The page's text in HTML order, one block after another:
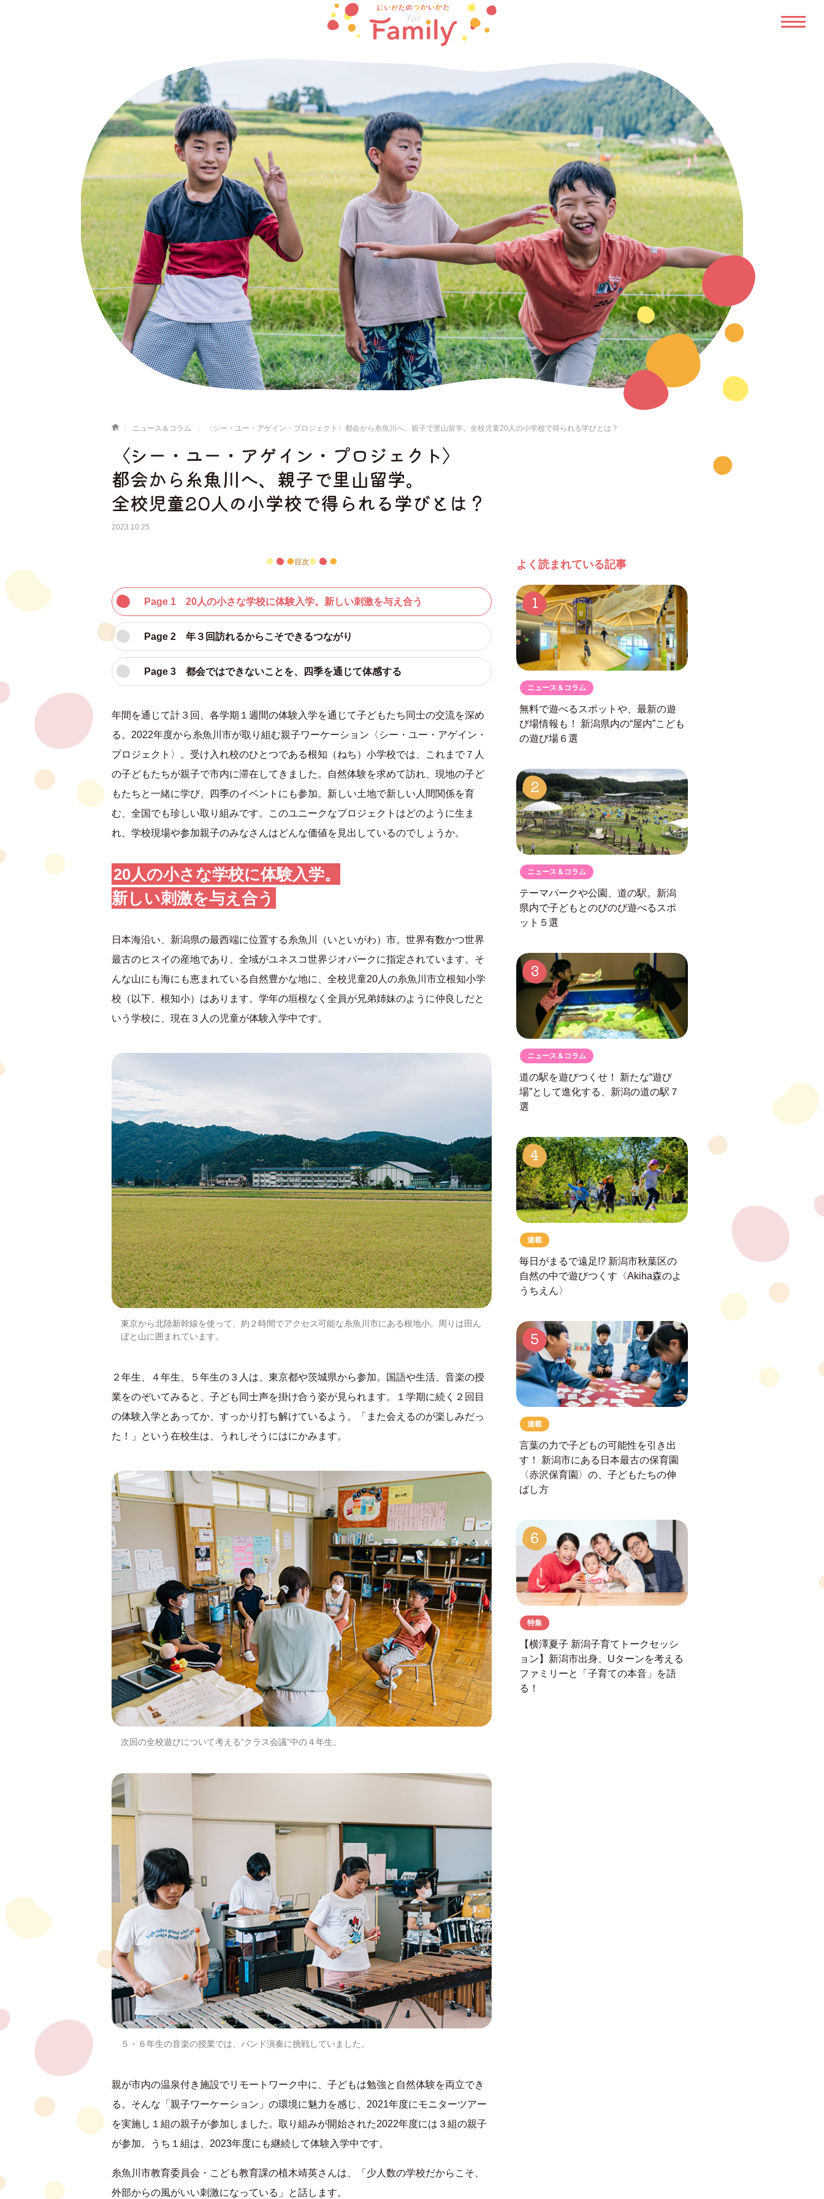
ニュース＆コラム 〈シー・ユー・アゲイン・プロジェクト〉都会から糸魚川へ、親子で里山留学。全校児童20人の小学校で得られる学びとは？
〈シー・ユー・アゲイン・プロジェクト〉
都会から糸魚川へ、親子で里山留学。
全校児童20人の小学校で得られる学びとは？
2023.10.25
目次
Page 1 20人の小さな学校に体験入学。新しい刺激を与え合う
Page 2 年３回訪れるからこそできるつながり
Page 3 都会ではできないことを、四季を通じて体感する
年間を通じて計３回、各学期１週間の体験入学を通じて子どもたち同士の交流を深め
る。2022年度から糸魚川市が取り組む親子ワーケーション〈シー・ユー・アゲイン・
プロジェクト〉。受け入れ校のひとつである根知（ねち）小学校では、これまで７人
の子どもたちが親子で市内に滞在してきました。自然体験を求めて訪れ、現地の子ど
もたちと一緒に学び、四季のイベントにも参加。新しい土地で新しい人間関係を育
む、全国でも珍しい取り組みです。このユニークなプロジェクトはどのように生ま
れ、学校現場や参加親子のみなさんはどんな価値を見出しているのでしょうか。
20人の小さな学校に体験入学。
新しい刺激を与え合う
日本海沿い、新潟県の最西端に位置する糸魚川（いといがわ）市。世界有数かつ世界
最古のヒスイの産地であり、全域がユネスコ世界ジオパークに指定されています。そ
んな山にも海にも恵まれている自然豊かな地に、全校児童20人の糸魚川市立根知小学
校（以下、根知小）はあります。学年の垣根なく全員が兄弟姉妹のように仲良しだと
いう学校に、現在３人の児童が体験入学中です。
東京から北陸新幹線を使って、約２時間でアクセス可能な糸魚川市にある根地小。周りは田ん
ぼと山に囲まれています。
２年生、４年生、５年生の３人は、東京都や茨城県から参加。国語や生活、音楽の授
業をのぞいてみると、子ども同士声を掛け合う姿が見られます。１学期に続く２回目
の体験入学とあってか、すっかり打ち解けているよう。「また会えるのが楽しみだっ
た！」という在校生は、うれしそうにはにかみます。
次回の全校遊びについて考える“クラス会議”中の４年生。
５・６年生の音楽の授業では、バンド演奏に挑戦していました。
親が市内の温泉付き施設でリモートワーク中に、子どもは勉強と自然体験を両立でき
る。そんな「親子ワーケーション」の環境に魅力を感じ、2021年度にモニターツアー
を実施し１組の親子が参加しました。取り組みが開始された2022年度には３組の親子
が参加。うち１組は、2023年度にも継続して体験入学中です。
糸魚川市教育委員会・こども教育課の植木靖英さんは、「少人数の学校だからこそ、
外部からの風がいい刺激になっている」と話します。
よく読まれている記事
1
ニュース＆コラム
無料で遊べるスポットや、最新の遊
び場情報も！ 新潟県内の“屋内”こども
の遊び場６選
2
ニュース＆コラム
テーマパークや公園、道の駅。 新潟
県内で子どもとのびのび遊べるスポ
ット５選
3
ニュース＆コラム
道の駅を遊びつくせ！ 新たな“遊び
場”として進化する、 新潟の道の駅７
選
4
連載
毎日がまるで遠足!? 新潟市秋葉区の
自然の中で遊びつくす 〈Akiha森のよ
うちえん〉
5
連載
言葉の力で子どもの可能性を引き出
す！ 新潟市にある日本最古の保育園
〈赤沢保育園〉の、子どもたちの伸
ばし方
6
特集
【横澤夏子 新潟子育てトークセッシ
ョン】 新潟市出身、Uターンを考える
ファミリーと
「子育ての本音」を語
る！